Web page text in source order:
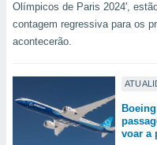
Olímpicos de Paris 2024',
contagem regressiva para os
acontecerão.
voar a